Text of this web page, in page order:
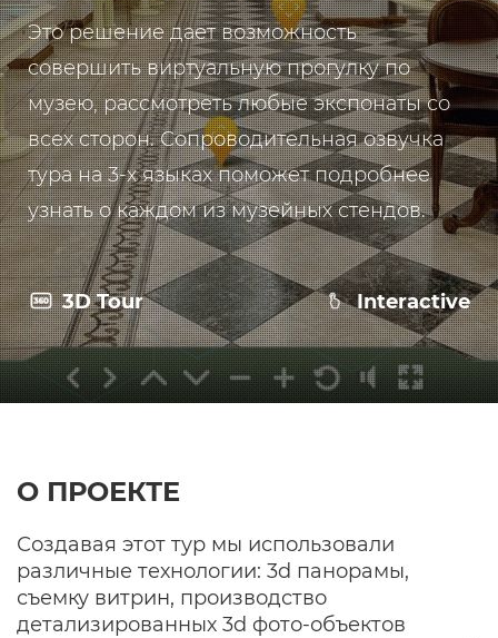
Это решение дает возможность
совершить виртуальную прогулку по
музею, рассмотреть любые экспонаты со
всех сторон. Сопроводительная озвучка
тура на 3-х языках поможет подробнее
узнать о каждом из музейных стендов.
3D Tour Interactive
О ПРОЕКТЕ
Создавая этот тур мы использовали
различные технологии: 3d панорамы,
съемку витрин, производство
детализированных 3d фото-объектов